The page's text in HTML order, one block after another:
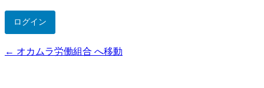
← オカムラ労働組合 へ移動